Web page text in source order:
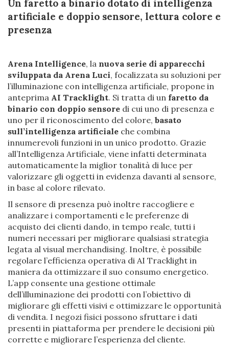
Un faretto a binario dotato di intelligenza
artificiale e doppio sensore, lettura colore e
presenza
Arena Intelligence, la nuova serie di apparecchi
sviluppata da Arena Luci, focalizzata su soluzioni per
l’illuminazione con intelligenza artificiale, propone in
anteprima AI Tracklight. Si tratta di un faretto da
binario con doppio sensore di cui uno di presenza e
uno per il riconoscimento del colore, basato
sull’intelligenza artificiale che combina
innumerevoli funzioni in un unico prodotto. Grazie
all’Intelligenza Artificiale, viene infatti determinata
automaticamente la miglior tonalità di luce per
valorizzare gli oggetti in evidenza davanti al sensore,
in base al colore rilevato.
Il sensore di presenza può inoltre raccogliere e
analizzare i comportamenti e le preferenze di
acquisto dei clienti dando, in tempo reale, tutti i
numeri necessari per migliorare qualsiasi strategia
legata al visual merchandising. Inoltre, è possibile
regolare l’efficienza operativa di AI Tracklight in
maniera da ottimizzare il suo consumo energetico.
L’app consente una gestione ottimale
dell’illuminazione dei prodotti con l’obiettivo di
migliorare gli effetti visivi e ottimizzare le opportunità
di vendita. I negozi fisici possono sfruttare i dati
presenti in piattaforma per prendere le decisioni più
corrette e migliorare l’esperienza del cliente.